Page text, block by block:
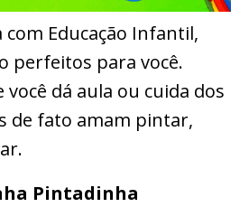
com Educação Infantil,
perfeitos para você.
dá aula ou cuida dos
de fato amam pintar,
Pintadinha